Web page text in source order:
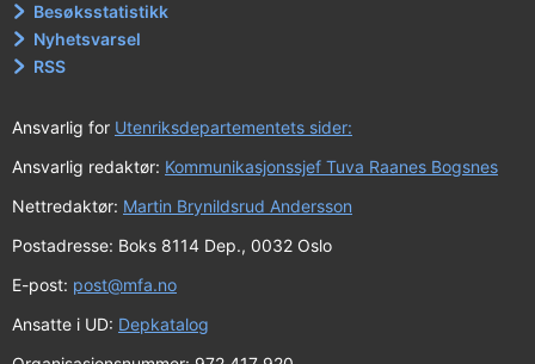
Besøksstatistikk
Nyhetsvarsel
RSS
Ansvarlig for Utenriksdepartementets sider:
Ansvarlig redaktør: Kommunikasjonssjef Tuva Raanes Bogsnes
Nettredaktør: Martin Brynildsrud Andersson
Postadresse: Boks 8114 Dep., 0032 Oslo
E-post: post@mfa.no
Ansatte i UD: Depkatalog